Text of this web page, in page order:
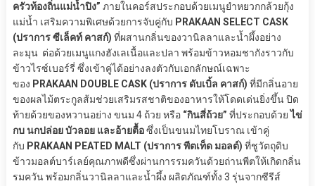
ครัวท้องถิ่นแม่น้ำปิง” ภายในคอร์สประกอบด้วยเมนูยำหยวกกล้วยกุ้ง
แม่น้ำ เสริมความพิเศษด้วยการจับคู่กับ PRAKAAN SELECT CASK
(ปราการ ซีเล็คท์ คาสก์) ที่ผสานกลิ่นของวานิลลาและน้ำผึ้งอย่าง
ละมุน ต่อด้วยเมนูแกงฮังเลเนื้อและปลา พร้อมข้าวหอมชากังราวกับ
ข้าวไรซ์เบอร์รี่ ซึ่งเข้าคู่ได้อย่างลงตัวกับเอกลักษณ์เฉพาะ
ของ PRAKAAN DOUBLE CASK (ปราการ ดับเบิ้ล คาสก์) ที่มีกลิ่นอาย
ของผลไม้ตระกูลส้มช่วยเสริมรสชาติของอาหารให้โดดเด่นยิ่งขึ้น ปิด
ท้ายด้วยของหวานอย่าง ขนม 4 ถ้วย หรือ “กินสี่ถ้วย” ที่ประกอบด้วยไข่
กบ นกปล่อย บัวลอย และอ้ายตื้อซึ่งเป็นขนมไทยโบราณ เข้าคู่
กับ PRAKAAN PEATED MALT (ปราการ พีตเท็ด มอลต์) ที่ชูวัตถุดิบ
ข้าวมอลต์บาร์เลย์คุณภาพดีซึ่งผ่านการรมควันด้วยถ่านพีตให้เกิดกลิ่น
รมควัน พร้อมกลิ่นวานิลลาและน้ำผึ้ง ผลิตภัณฑ์ทั้ง 3 รุ่นจากซีรีส์